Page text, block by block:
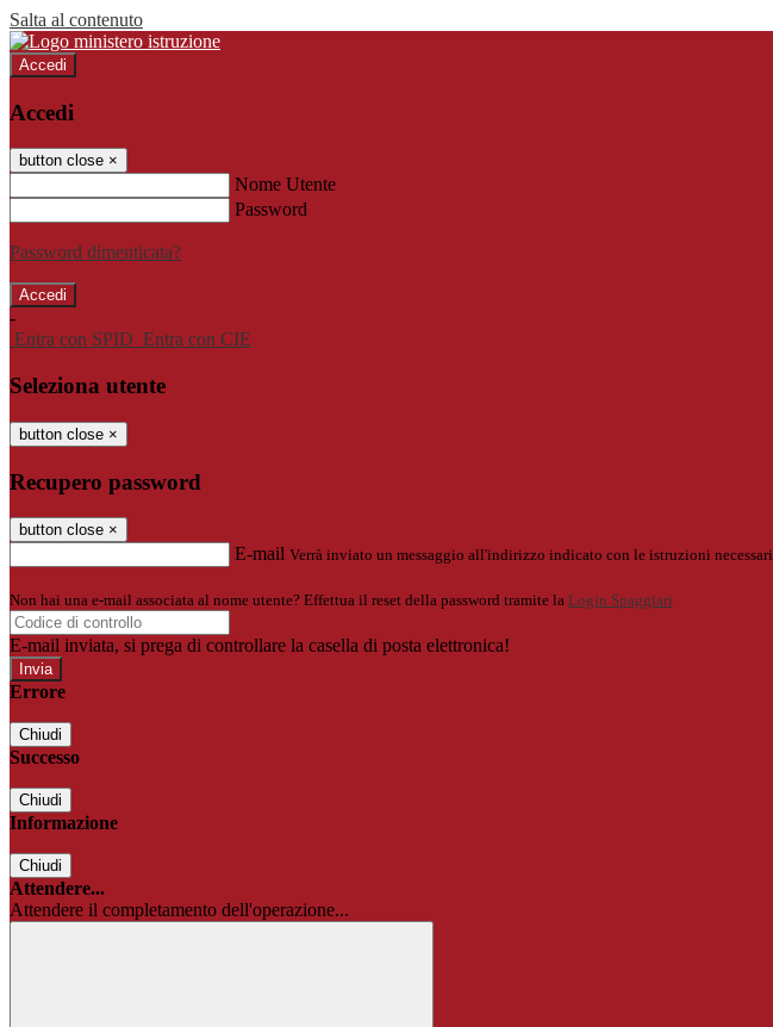
Salta al contenuto
Accedi
Accedi
button close ×
Nome Utente
Password
Password dimenticata?
-
Entra con SPID Entra con CIE
Seleziona utente
button close ×
Recupero password
button close ×
E-mail Verrà inviato un messaggio all'indirizzo indicato con le istruzioni
Non hai una e-mail associata al nome utente? Effettua il reset della password tramite la Login Spaggiari
E-mail inviata, si prega di controllare la casella di posta elettronica!
Errore
Chiudi
Successo
Chiudi
Informazione
Chiudi
Attendere...
Attendere il completamento dell'operazione...